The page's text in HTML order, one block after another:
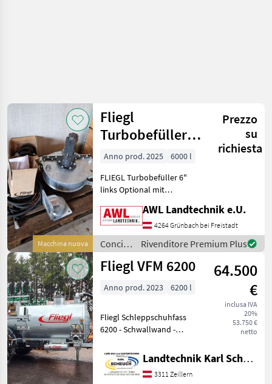
Macchina nuova
Fliegl
Turbobefüller
Typ 460
Prezzo
su
richiesta
Anno prod. 2025
6000 l
FLIEGL Turbobefüller 6"
links Optional mit
Rohrbogen 6", Reduzierung
8" auf 6", Zubehörsatz für
die Montage. Saugleist
AWL Landtechnik e.U.
4264 Grünbach bei Freistadt
Concimazione
e
irrigazione
Rivenditore Premium Plus
Fliegl VFM 6200
64.500
€
inclusa IVA
20%
53.750 €
netto
Anno prod. 2023 6200 l
Fliegl Schleppschuhfass
6200 - Schwallwand -
kreis Dl - Bereifung
710/45R22, 5 - gekröpfte
Achse - Kompressor Mec
Landtechnik Karl Scheuch
3311 Zeillern